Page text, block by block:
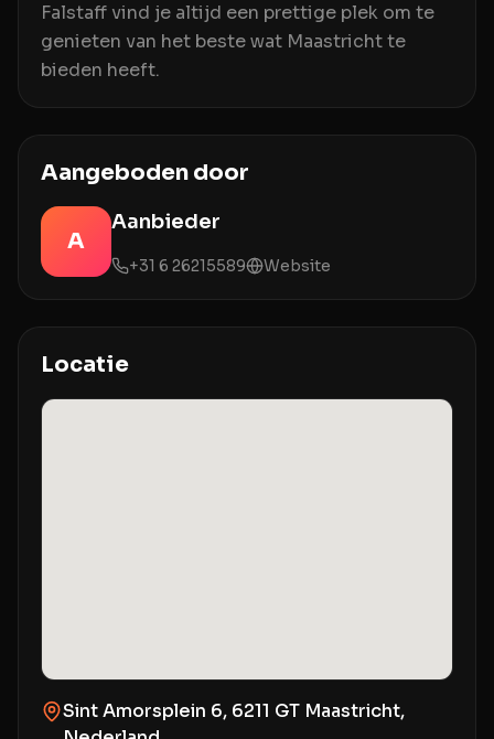
Falstaff vind je altijd een prettige plek om te
genieten van het beste wat Maastricht te
bieden heeft.
Aangeboden door
A
Aanbieder
+31 6 26215589 Website
Locatie
Sint Amorsplein 6, 6211 GT Maastricht,